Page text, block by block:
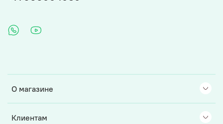
О магазине
Клиентам